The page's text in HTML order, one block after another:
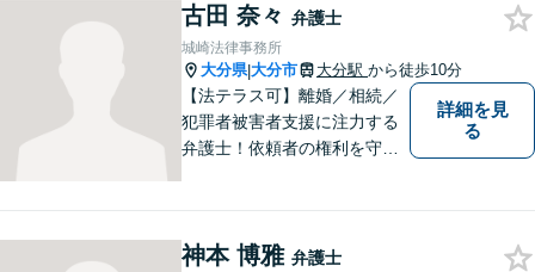
いアットホームな雰囲気の事
務所です。
古田 奈々 弁護士
城崎法律事務所
大分県|大分市 大分駅 から徒歩10分
【法テラス可】離婚／相続／
犯罪者被害者支援に注力する
弁護士！依頼者の権利を守
詳細を見
る
神本 博雅 弁護士